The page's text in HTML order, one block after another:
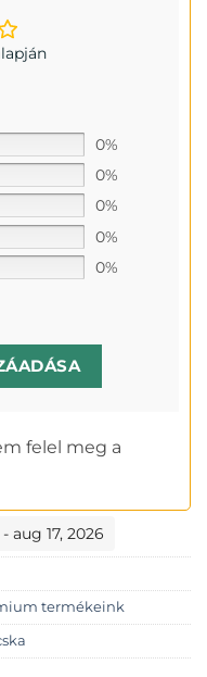
0%
0%
0%
0%
0%
felel meg a
aug 17, 2026
termékeink